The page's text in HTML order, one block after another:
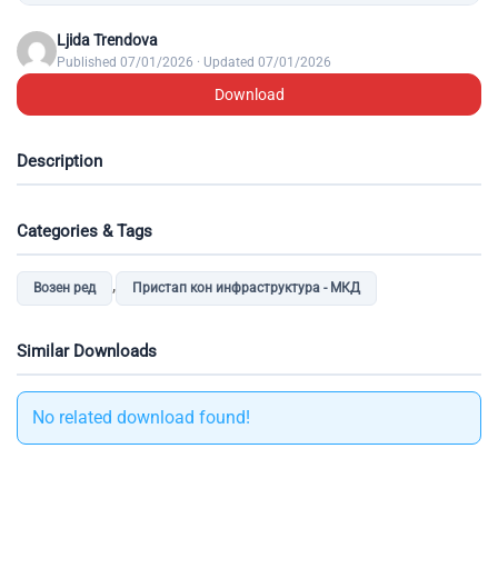
Ljida Trendova
Published 07/01/2026 · Updated 07/01/2026
Download
Description
Categories & Tags
Возен ред , Пристап кон инфраструктура - МКД
Similar Downloads
No related download found!